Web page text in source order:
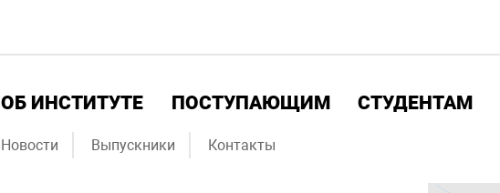
ОБ ИНСТИТУТЕ ПОСТУПАЮЩИМ СТУДЕНТАМ
Новости Выпускники Контакты